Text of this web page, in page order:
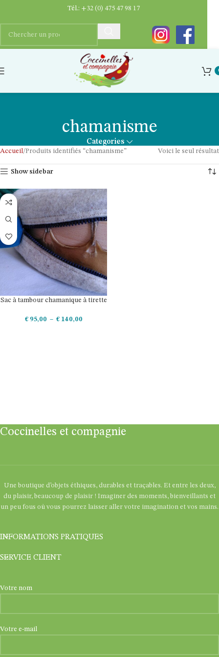
chamanisme
Categories
Accueil Produits identifiés “chamanisme” Voici le seul résultat
Show sidebar
Sac à tambour chamanique à tirette
€95,00 – €140,00
Coccinelles et compagnie
Une boutique d’objets éthiques, durables et traçables. Et entre les deux,
du plaisir, beaucoup de plaisir ! Imaginer des moments, bienveillants et
un peu fous où vous pourrez laisser aller votre imagination et vos mains.
INFORMATIONS PRATIQUES
SERVICE CLIENT
Votre nom
Votre e-mail
Tél.: +32 (0) 475 47 98 17